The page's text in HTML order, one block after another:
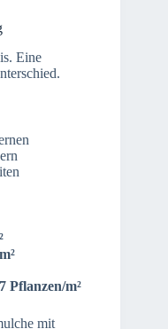
Eine
Pflanzen/m²
mit